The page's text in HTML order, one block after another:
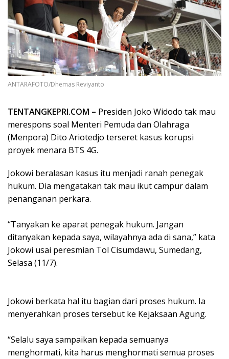
ANTARAFOTO/Dhemas Reviyanto
TENTANGKEPRI.COM – Presiden Joko Widodo tak mau
merespons soal Menteri Pemuda dan Olahraga
(Menpora) Dito Ariotedjo terseret kasus korupsi
proyek menara BTS 4G.
Jokowi beralasan kasus itu menjadi ranah penegak
hukum. Dia mengatakan tak mau ikut campur dalam
penanganan perkara.
“Tanyakan ke aparat penegak hukum. Jangan
ditanyakan kepada saya, wilayahnya ada di sana,” kata
Jokowi usai peresmian Tol Cisumdawu, Sumedang,
Selasa (11/7).
Jokowi berkata hal itu bagian dari proses hukum. Ia
menyerahkan proses tersebut ke Kejaksaan Agung.
“Selalu saya sampaikan kepada semuanya
menghormati, kita harus menghormati semua proses